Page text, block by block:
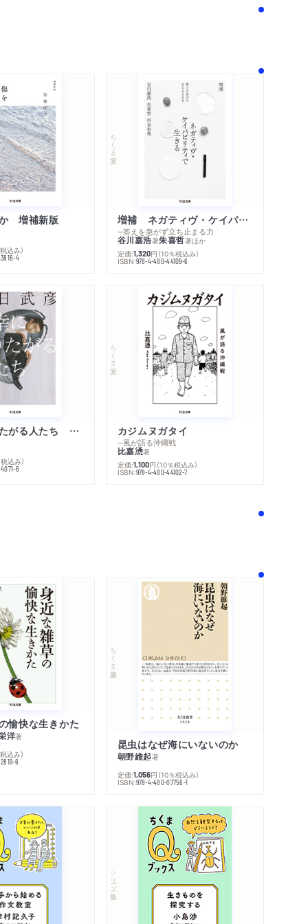
著作者プロフィール
増補新版
込み）
4
ちくま文庫
増補 ネガティヴ・ケイパビリティで生きる
─答えを急がず立ち止まる力
谷川嘉浩著朱喜哲著ほか
定価:1,320円 （10％税込み）
ISBN:978-4-480-44109-6
不幸になりたがる人たち 増補新版
込み）
6
ちくま文庫
カジムヌガタイ
─風が語る沖縄戦
比嘉慂著
定価:1,100円 （10％税込み）
ISBN:978-4-480-44102-7
愉快な生きかた
洋著
込み）
6
ちくま新書
昆虫はなぜ海にいないのか
朝野維起著
定価:1,056円 （10％税込み）
ISBN:978-4-480-07756-1
シリーズ・全集